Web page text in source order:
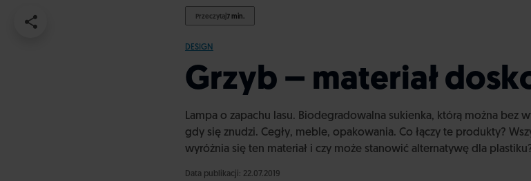
Przeczytaj7 min.
DESIGN
Grzyb – materiał
Lampa o zapachu lasu. Biodegradowalna sukienka, którą można bez
gdy się znudzi. Cegły, meble, opakowania. Co łączy te produkty?
wyróżnia się ten materiał i czy może stanowić alternatywę dla
Data publikacji: 22.07.2019